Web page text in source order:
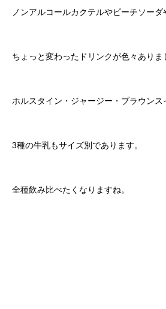
ノンアルコールカクテルやピーチソー
ちょっと変わったドリンクが色々ありま
ホルスタイン・ジャージー・ブラウンス
3種の牛乳もサイズ別であります。
全種飲み比べたくなりますね。